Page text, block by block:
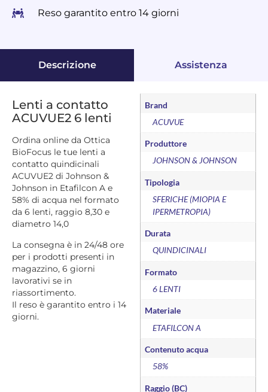
Reso garantito entro 14 giorni
Descrizione Assistenza
Lenti a contatto
ACUVUE2 6 lenti
Ordina online da Ottica
BioFocus le tue lenti a
contatto quindicinali
ACUVUE2 di Johnson &
Johnson in Etafilcon A e
58% di acqua nel formato
da 6 lenti, raggio 8,30 e
diametro 14,0
La consegna è in 24/48 ore
per i prodotti presenti in
magazzino, 6 giorni
lavorativi se in
riassortimento.
Il reso è garantito entro i 14
giorni.
Brand
ACUVUE
Produttore
JOHNSON & JOHNSON
Tipologia
SFERICHE (MIOPIA E
IPERMETROPIA)
Durata
QUINDICINALI
Formato
6 LENTI
Materiale
ETAFILCON A
Contenuto acqua
58%
Raggio (BC)